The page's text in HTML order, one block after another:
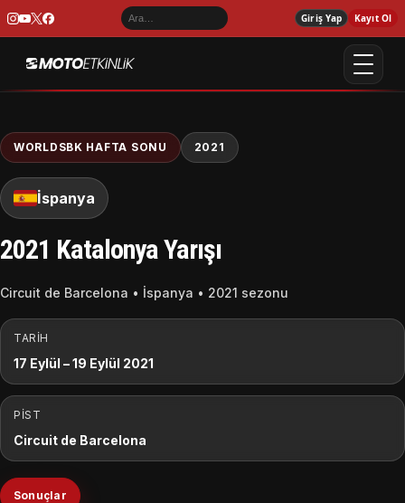
Giriş Yap Kayıt Ol
WORLDSBK HAFTA SONU 2021
İspanya
2021 Katalonya Yarışı
Circuit de Barcelona • İspanya • 2021 sezonu
TARIH
17 Eylül – 19 Eylül 2021
PIST
Circuit de Barcelona
Sonuçlar